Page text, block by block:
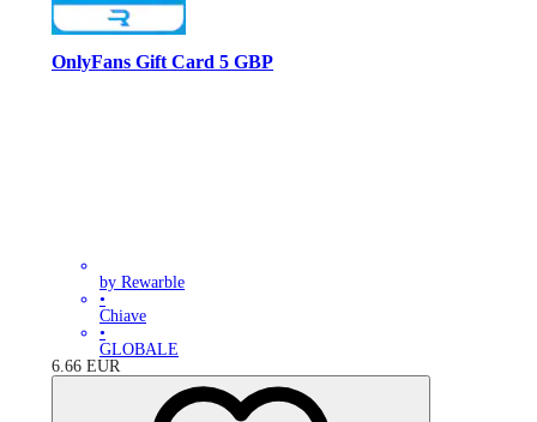
OnlyFans Gift Card 5 GBP
by Rewarble
•
Chiave
•
GLOBALE
6.66 EUR